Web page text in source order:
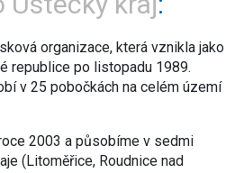
organizace, která vznikla jako
republice po listopadu 1989.
v 25 pobočkách na celém území
2003 a působíme v sedmi
(Litoměřice, Roudnice nad